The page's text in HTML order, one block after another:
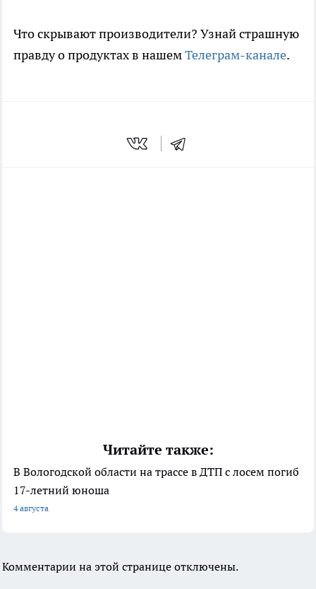
Что скрывают производители? Узнай страшную
правду о продуктах в нашемТелеграм-канале.
Читайте также:
В Вологодской области на трассе в ДТП с лосем погиб
17-летний юноша
4 августа
Комментарии на этой странице отключены.